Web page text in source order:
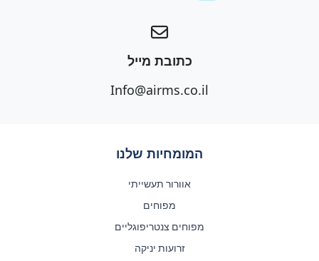
כתובת מייל
Info@airms.co.il
המומחיות שלנו
אוורור תעשייתי
מפוחים
מפוחים צנטריפוגליים
זרועות יניקה